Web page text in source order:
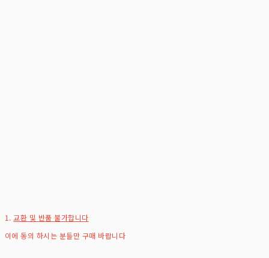
1.교환 및 반품 불가합니다
이에 동의 하시는 분들만 구매 바랍니다